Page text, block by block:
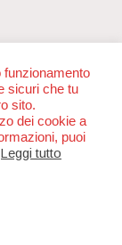
funzionamento
sicuri che tu
sito.
dei cookie a
puoi
Leggi tutto